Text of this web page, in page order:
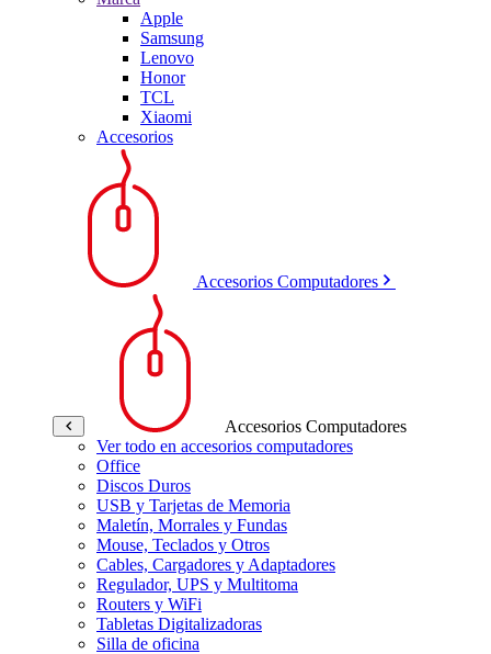
Apple
Samsung
Lenovo
Honor
TCL
Xiaomi
Accesorios
Accesorios Computadores
Accesorios Computadores
Ver todo en accesorios computadores
Office
Discos Duros
USB y Tarjetas de Memoria
Maletín, Morrales y Fundas
Mouse, Teclados y Otros
Cables, Cargadores y Adaptadores
Regulador, UPS y Multitoma
Routers y WiFi
Tabletas Digitalizadoras
Silla de oficina